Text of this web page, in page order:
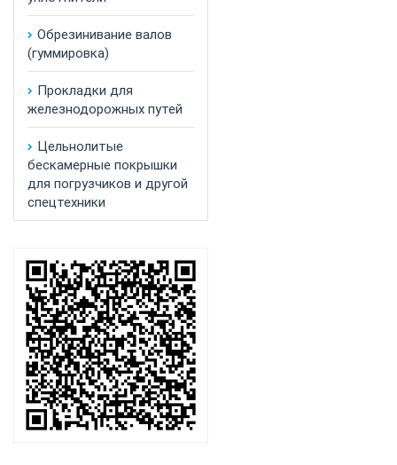
Обрезинивание валов
(гуммировка)
Прокладки для
железнодорожных путей
Цельнолитые
бескамерные покрышки
для погрузчиков и другой
спецтехники